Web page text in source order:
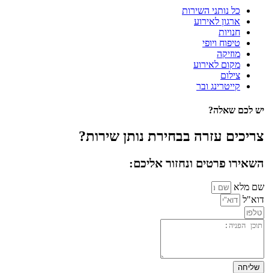
כל נותני השירות
ארגון לאירוע
חנויות
טיפוח ויופי
מוזיקה
מקום לאירוע
צילום
קייטרינג ובר
יש לכם שאלה?
צריכים עזרה בבחירת נותן שירות?
השאירו פרטים ונחזור אליכם:
שם מלא
דוא"ל
שליחה